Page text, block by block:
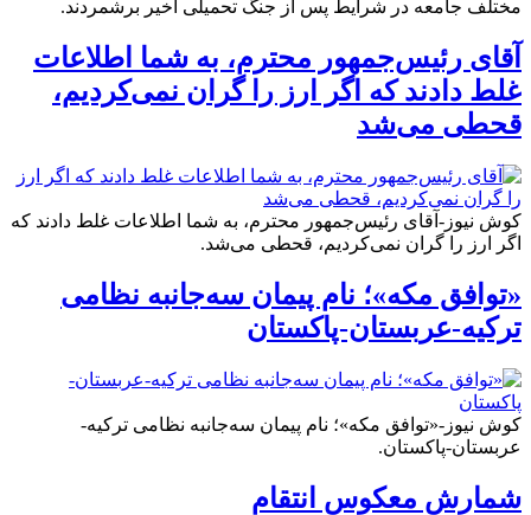
مختلف جامعه در شرایط پس از جنگ تحمیلی اخیر برشمردند.
آقای رئیس‌جمهور محترم، به شما اطلاعات
غلط دادند که اگر ارز را گران نمی‌کردیم،
قحطی می‌شد
کوش نیوز-آقای رئیس‌جمهور محترم، به شما اطلاعات غلط دادند که
اگر ارز را گران نمی‌کردیم، قحطی می‌شد.
«توافق مکه»؛ نام پیمان سه‌جانبه نظامی
ترکیه-عربستان-پاکستان
کوش نیوز-«توافق مکه»؛ نام پیمان سه‌جانبه نظامی ترکیه-
عربستان-پاکستان.
شمارش معکوس انتقام